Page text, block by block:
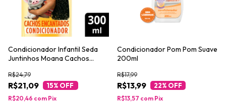
Condicionador Infantil Seda
Juntinhos Moana Cachos
R$21,09
R$24,79
15% OFF
R$20,46 com Pix
Condicionador Pom Pom Suave
200ml
R$13,99
R$17,99
22% OFF
R$13,57 com Pix